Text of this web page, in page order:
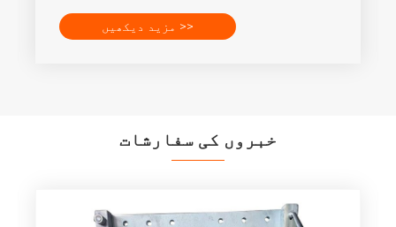
بیڑی
مزید دیکھیں >>
خبروں کی سفارشات